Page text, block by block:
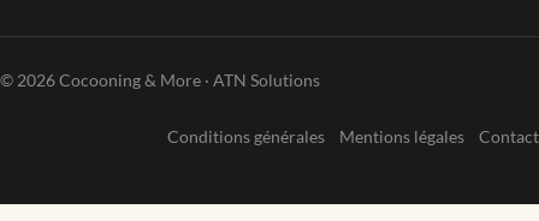
© 2026 Cocooning & More · ATN Solutions
Conditions générales Mentions légales Contact